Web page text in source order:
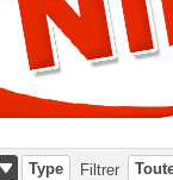
Type Filtrer